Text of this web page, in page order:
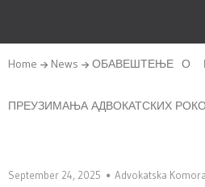
Home News ОБАВЕШТЕЊЕ О
ПРЕУЗИМАЊА АДВОКАТСКИХ
September 24, 2025 Advokatska